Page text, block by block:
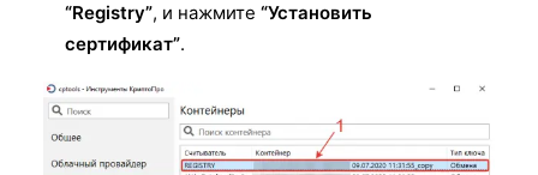
“Registry”, и нажмите “Установить
сертификат”.